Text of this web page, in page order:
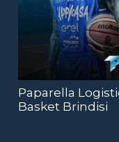
Paparella
Basket Brindisi